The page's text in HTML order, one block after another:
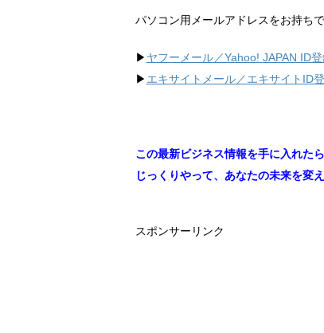
パソコン用メールアドレスをお持ち
▶︎ ヤフーメール／Yahoo! JAPAN ID
▶︎ エキサイトメール／エキサイトID
この最新ビジネス情報を手に入れたら
じっくりやって、あなたの未来を変
スポンサーリンク